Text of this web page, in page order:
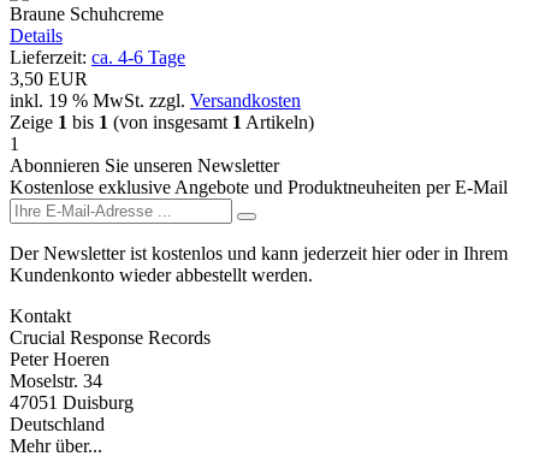
Braune Schuhcreme
Details
Lieferzeit: ca. 4-6 Tage
3,50 EUR
inkl. 19 % MwSt. zzgl. Versandkosten
Zeige 1 bis 1 (von insgesamt 1 Artikeln)
1
Abonnieren Sie unseren Newsletter
Kostenlose exklusive Angebote und Produktneuheiten per E-Mail
Der Newsletter ist kostenlos und kann jederzeit hier oder in Ihrem
Kundenkonto wieder abbestellt werden.
Kontakt
Crucial Response Records
Peter Hoeren
Moselstr. 34
47051 Duisburg
Deutschland
Mehr über...